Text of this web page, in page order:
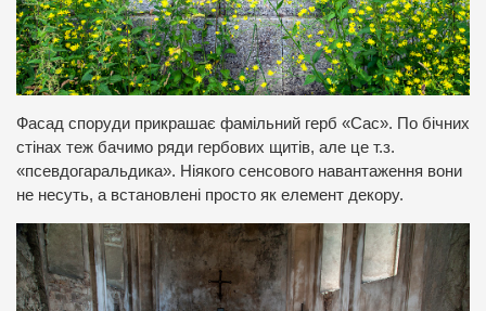
Фасад споруди прикрашає фамільний герб «Сас». По бічних
стінах теж бачимо ряди гербових щитів, але це т.з.
«псевдогаральдика». Ніякого сенсового навантаження вони
не несуть, а встановлені просто як елемент декору.